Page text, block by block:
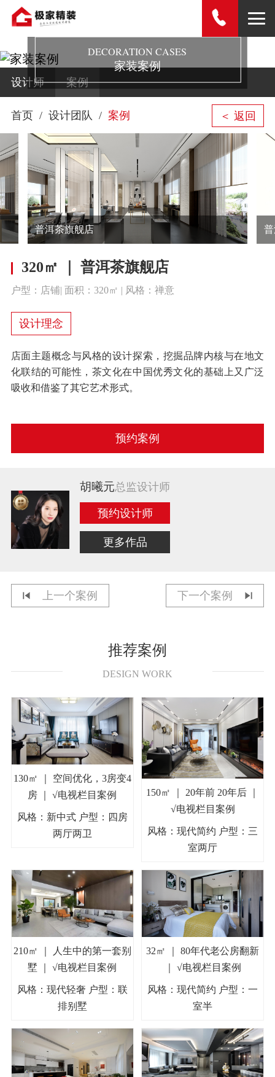
DECORATION CASES
家装案例
设计师 案例
首页 设计团队 案例 ＜ 返回
普洱茶旗舰店
320㎡ ｜ 普洱茶旗舰店
户型：店铺| 面积：320㎡ | 风格：禅意
设计理念
店面主题概念与风格的设计探索，挖掘品牌内核与在地文
化联结的可能性，茶文化在中国优秀文化的基础上又广泛
吸收和借鉴了其它艺术形式。
预约案例
胡曦元总监设计师
预约设计师
更多作品
上一个案例 下一个案例
推荐案例
DESIGN WORK
130㎡ ｜ 空间优化，3房变4
房 ｜ √电视栏目案例
风格：新中式 户型：四房
两厅两卫
150㎡ ｜ 20年前 20年后 ｜
√电视栏目案例
风格：现代简约 户型：三
室两厅
210㎡ ｜ 人生中的第一套别
墅 ｜ √电视栏目案例
风格：现代轻奢 户型：联
排别墅
32㎡ ｜ 80年代老公房翻新
｜ √电视栏目案例
风格：现代简约 户型：一
室半